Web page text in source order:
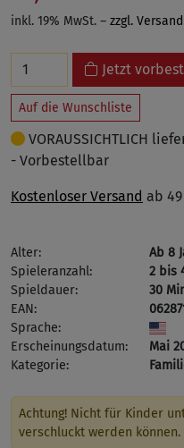
inkl. 19% MwSt. – zzgl.
Jetzt
Auf die Wunschliste
VORAUSSICHTLICH
- Vorbestellbar
Kostenloser Versand ab
Alter:
Ab 8
Spieleranzahl:
2 bis
Spieldauer:
30
EAN:
Sprache:
Erscheinungsdatum:
Mai
Kategorie:
Achtung! Nicht für Kinder
verschluckt werden